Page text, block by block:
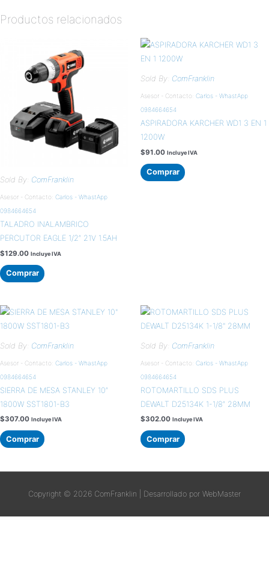
Productos relacionados
Sold By: ComFranklin
Asesor - Contacto: Carlos - WhastApp
0984664654
TALADRO INALAMBRICO
PERCUTOR EAGLE 1/2″ 21V 1.5AH
$129.00 Incluye IVA
Comprar
Sold By: ComFranklin
Asesor - Contacto: Carlos - WhastApp
0984664654
ASPIRADORA KARCHER WD1 3 EN 1
1200W
$91.00 Incluye IVA
Comprar
Sold By: ComFranklin
Asesor - Contacto: Carlos - WhastApp
0984664654
SIERRA DE MESA STANLEY 10″
1800W SST1801-B3
$307.00 Incluye IVA
Comprar
Sold By: ComFranklin
Asesor - Contacto: Carlos - WhastApp
0984664654
ROTOMARTILLO SDS PLUS
DEWALT D25134K 1-1/8″ 28MM
$302.00 Incluye IVA
Comprar
Copyright © 2026 ComFranklin | Desarrollado por WebMaster